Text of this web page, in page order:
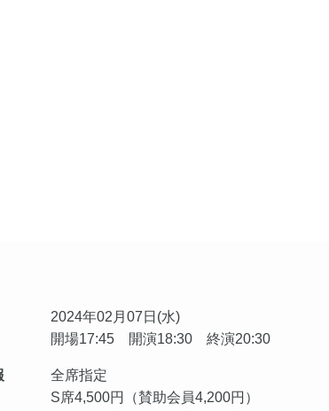
2024年02月07日(水)
開場17:45 開演18:30 終演20:30
全席指定
S席4,500円（賛助会員4,200円）